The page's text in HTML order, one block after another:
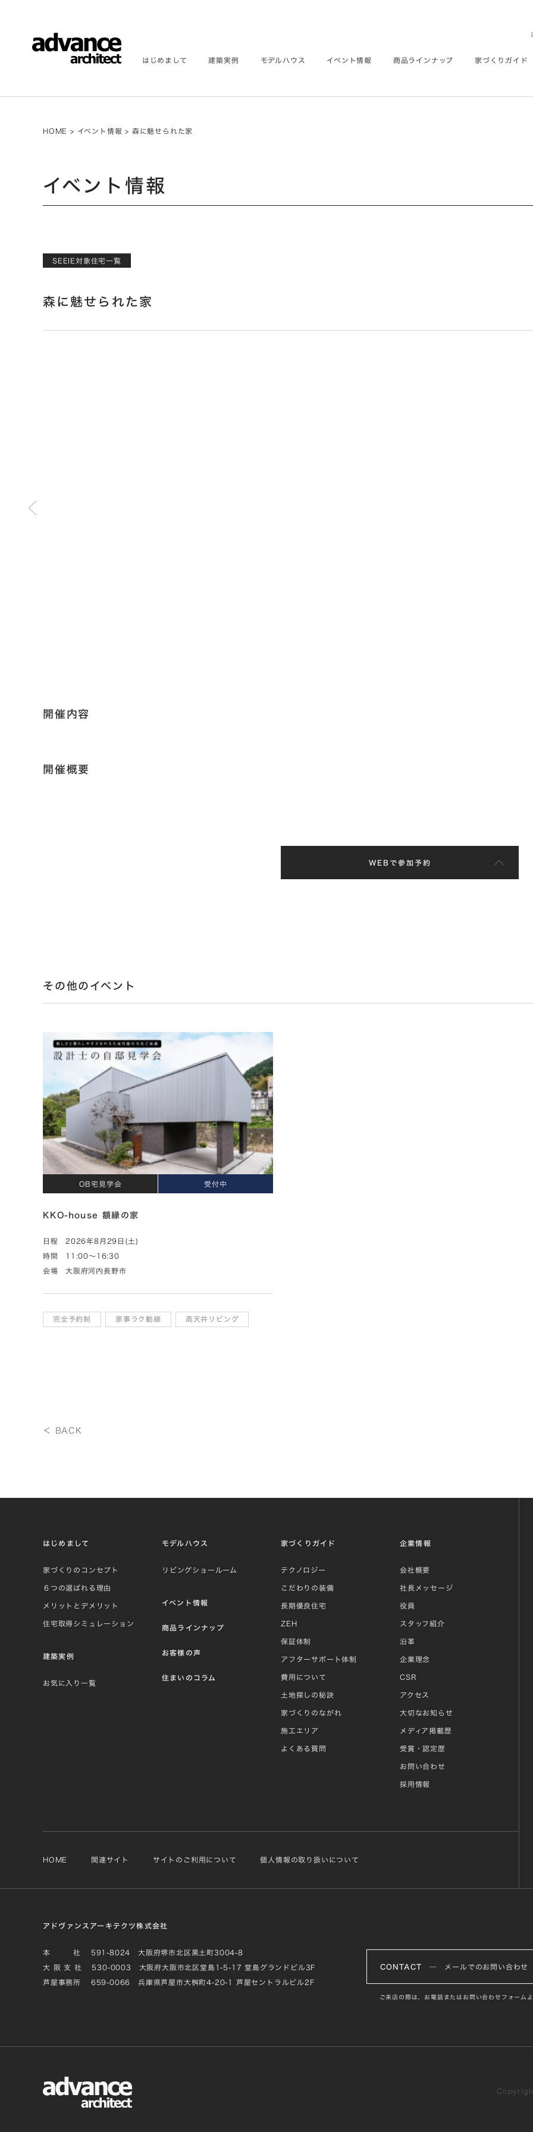
はじめまして 建築実例 モデルハウス イベント情報 商品ラインナップ 家づくりガイド
HOME > イベント情報 > 森に魅せられた家
イベント情報
SEEIE対象住宅一覧
森に魅せられた家
開催内容
開催概要
WEBで参加予約
その他のイベント
OB宅見学会 受付中
KKO-house 額縁の家
日程 2026年8月29日(土)
時間 11:00～16:30
会場 大阪府河内長野市
完全予約制 家事ラク動線 高天井リビング
＜ BACK
はじめまして
家づくりのコンセプト
６つの選ばれる理由
メリットとデメリット
住宅取得シミュレーション
建築実例
お気に入り一覧
モデルハウス
リビングショールーム
イベント情報
商品ラインナップ
お客様の声
住まいのコラム
家づくりガイド
テクノロジー
こだわりの装備
長期優良住宅
ZEH
保証体制
アフターサポート体制
費用について
土地探しの秘訣
家づくりのながれ
施工エリア
よくある質問
企業情報
会社概要
社長メッセージ
役員
スタッフ紹介
沿革
企業理念
CSR
アクセス
大切なお知らせ
メディア掲載歴
受賞・認定歴
お問い合わせ
採用情報
HOME 関連サイト サイトのご利用について 個人情報の取り扱いについて
アドヴァンスアーキテクツ株式会社
本 社 591-8024 大阪府堺市北区黒土町3004-8
大 阪 支 社 530-0003 大阪府大阪市北区堂島1-5-17 堂島グランドビル3F
芦屋事務所 659-0066 兵庫県芦屋市大桝町4-20-1 芦屋セントラルビル2F
CONTACT ― メールでのお問い合わせ
ご来店の際は、お電話またはお問い合わせフォーム